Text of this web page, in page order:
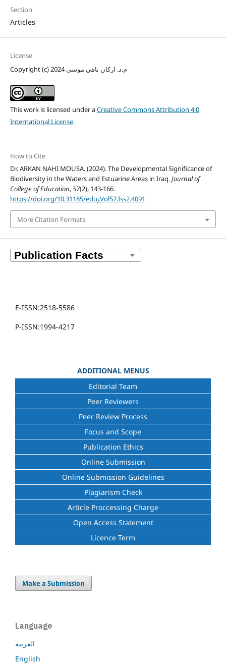
Section
Articles
License
Copyright (c) 2024 م.د. اركان ناهي موسى
This work is licensed under aCreative Commons Attribution 4.0
International License.
How to Cite
Dr. ARKAN NAHI MOUSA. (2024). The Developmental Significance of
Biodiversity in the Waters and Estuarine Areas in Iraq.Journal of
College of Education,57(2), 143-166.
https://doi.org/10.31185/eduj.Vol57.Iss2.4091
More Citation Formats
E-ISSN:2518-5586
P-ISSN:1994-4217
ADDITIONAL MENUS
Editorial Team
Peer Reviewers
Peer Review Process
Focus and Scope
Publication Ethics
Online Submission
Online Submission Guidelines
Plagiarism Check
Article Proccessing Charge
Open Access Statement
Licence Term
Make a Submission
Language
العربية
English